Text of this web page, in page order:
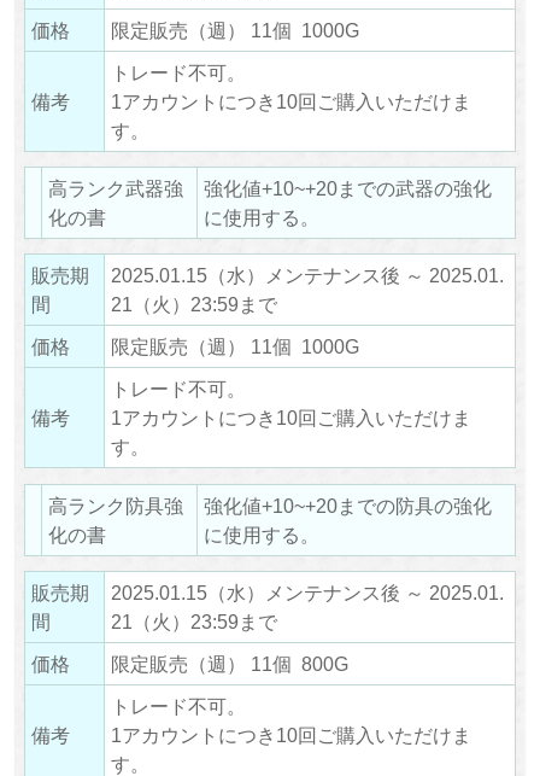
価格
限定販売（週） 11個 1000G
備考
トレード不可。
1アカウントにつき10回ご購入いただけま
す。
高ランク武器強
化の書
強化値+10~+20までの武器の強化
に使用する。
販売期
間
2025.01.15（水）メンテナンス後 ～ 2025.01.
21（火）23:59まで
価格
限定販売（週） 11個 1000G
備考
トレード不可。
1アカウントにつき10回ご購入いただけま
す。
高ランク防具強
化の書
強化値+10~+20までの防具の強化
に使用する。
販売期
間
2025.01.15（水）メンテナンス後 ～ 2025.01.
21（火）23:59まで
価格
限定販売（週） 11個 800G
備考
トレード不可。
1アカウントにつき10回ご購入いただけま
す。